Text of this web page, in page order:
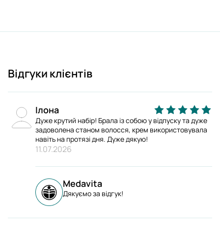
Відгуки клієнтів
Ілона
Дуже крутий набір! Брала із собою у відпуску та дуже
задоволена станом волосся, крем використовувала
навіть на протязі дня. Дуже дякую!
11.07.2026
Medavita
Дякуємо за відгук!